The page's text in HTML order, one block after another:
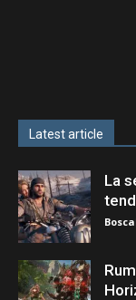
Latest article
La